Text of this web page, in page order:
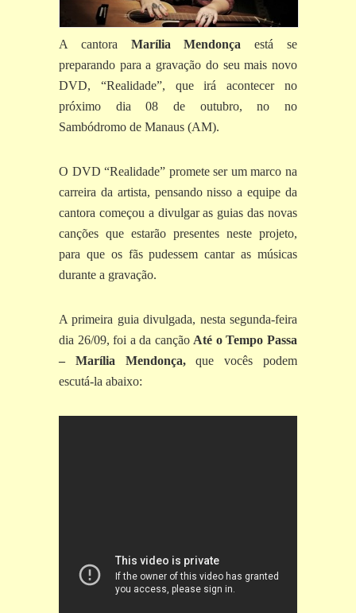
A cantora Marília Mendonça
está se
preparando para a gravação do seu mais novo
DVD, “Realidade”, que irá acontecer no
próximo dia 08 de outubro, no no
Sambódromo de Manaus (AM).
O DVD “Realidade” promete ser um marco na
carreira da artista, pensando nisso a equipe da
cantora começou a divulgar as guias das novas
canções que estarão presentes neste projeto,
para que os fãs pudessem cantar as músicas
durante a gravação.
A primeira guia divulgada, nesta segunda-feira
dia 26/09, foi a da canção Até o Tempo Passa
– Marília Mendonça,que vocês podem
escutá-la abaixo: